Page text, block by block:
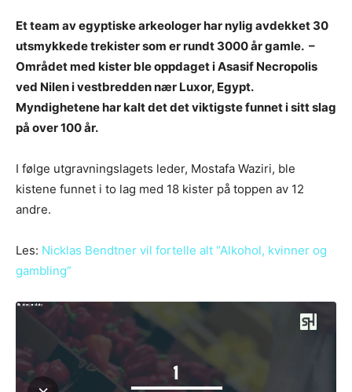
Et team av egyptiske arkeologer har nylig avdekket 30
utsmykkede trekister som er rundt 3000 år gamle. –
Området med kister ble oppdaget i Asasif Necropolis
ved Nilen i vestbredden nær Luxor, Egypt.
Myndighetene har kalt det det viktigste funnet i sitt slag
på over 100 år.
I følge utgravningslagets leder, Mostafa Waziri, ble
kistene funnet i to lag med 18 kister på toppen av 12
andre.
Les: Nicklas Bendtner vil fortelle alt “Alkohol, kvinner og
gambling”